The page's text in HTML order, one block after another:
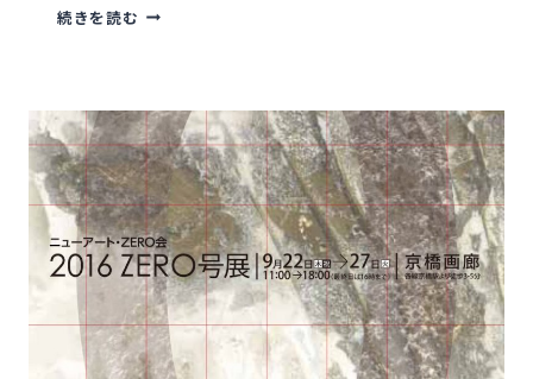
続きを読む 2017・
募
集
要
項
公
開！